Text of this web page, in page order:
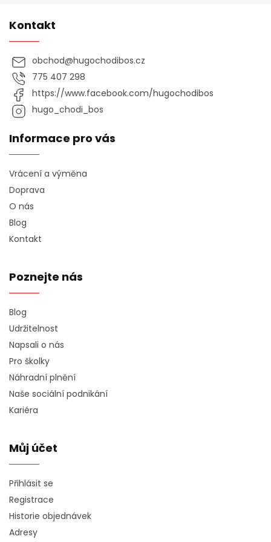
Kontakt
obchod@hugochodibos.cz
775 407 298
https://www.facebook.com/hugochodibos
hugo_chodi_bos
Informace pro vás
Vrácení a výměna
Doprava
O nás
Blog
Kontakt
Poznejte nás
Blog
Udržitelnost
Napsali o nás
Pro školky
Náhradní plnění
Naše sociální podnikání
Kariéra
Můj účet
Přihlásit se
Registrace
Historie objednávek
Adresy